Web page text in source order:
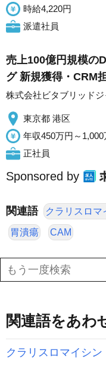
時給4,220円
派遣社員
売上100億円規模の
グ 新規獲得・CRM
株式会社ビタブリッドジ
東京都 港区
年収450万円～1,000
正社員
Sponsored by
関連語 クラリスロマ
胃潰瘍 CAM
関連語をあわ
クラリスロマイシン